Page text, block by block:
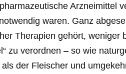
Arzneimittel
waren. Ganz
Therapien gehört, weniger
zu verordnen – so wie
der Fleischer und